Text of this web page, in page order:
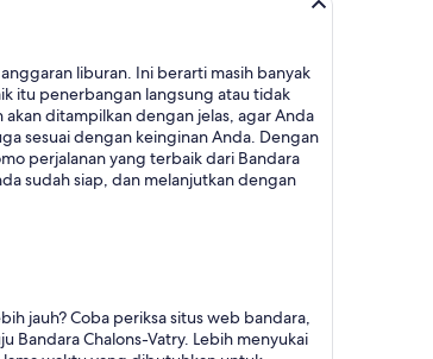
liburan. Ini berarti masih banyak
itu penerbangan langsung atau tidak
ditampilkan dengan jelas, agar Anda
sesuai dengan keinginan Anda. Dengan
perjalanan yang terbaik dari Bandara
sudah siap, dan melanjutkan dengan
jauh? Coba periksa situs web bandara,
Bandara Chalons-Vatry. Lebih menyukai